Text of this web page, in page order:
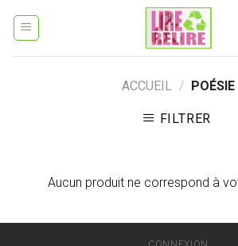
ACCUEIL / POÉSIE
FILTRER
Aucun produit ne correspond à